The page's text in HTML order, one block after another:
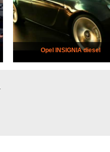
Opel INSIGNIA diesel